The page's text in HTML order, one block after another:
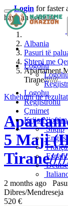
Logohu
Logohu
Regjistrohu
Çmimet
Krijo Njoftim
Shqip
Login for faster
have an account.
Albania
Pasuri të
Shtepi me
Apartament
Tirane///////
Kthehuni ne rezultat
5 Maji
2 months ago
Dibres/Mendreseja
520 €